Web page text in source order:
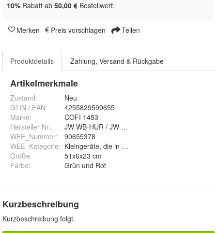
10% Rabatt ab 50,00 € Bestellwert.
Merken Preis vorschlagen Teilen
Produktdetails Zahlung, Versand & Rückgabe
Artikelmerkmale
Zustand:
Neu
GTIN / EAN:
4255829599655
Marke:
COFI 1453
Hersteller Nr.:
JW WB-HUR / JW WB-HUR2
WEE_Nummer:
90655378
WEE_Kategorie: Kleingeräte, die in privaten Haushalten genutzt
Größe:
51x6x23 cm
Farbe: Grün und Rot
Kurzbeschreibung
Kurzbeschreibung folgt.